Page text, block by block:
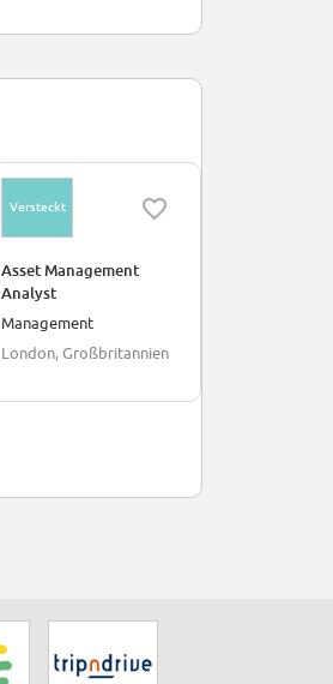
Versteckt
Asset Management
Analyst
Management
London, Großbritannien